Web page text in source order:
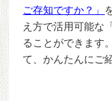
ご存知ですか？」
え方で活用可能な
ることができます
て、かんたんにご